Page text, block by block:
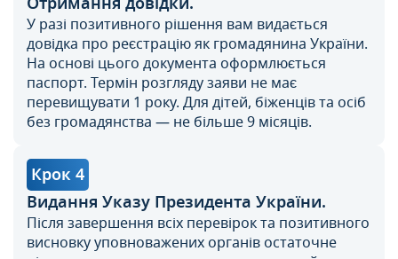
У разі позитивного рішення вам видається
довідка про реєстрацію як громадянина України.
На основі цього документа оформлюється
паспорт. Термін розгляду заяви не має
перевищувати 1 року. Для дітей, біженців та осіб
без громадянства — не більше 9 місяців.
Крок 4
Видання Указу Президента України.
Після завершення всіх перевірок та позитивного
висновку уповноважених органів остаточне